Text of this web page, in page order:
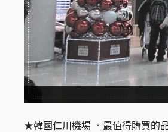
★韓國仁川機場 ．最值得購買的